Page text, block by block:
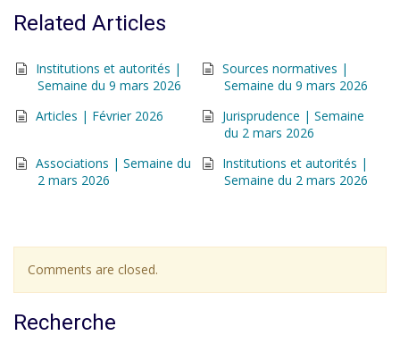
Related Articles
Institutions et autorités |
Semaine du 9 mars 2026
Sources normatives |
Semaine du 9 mars 2026
Articles | Février 2026
Jurisprudence | Semaine
du 2 mars 2026
Associations | Semaine du
2 mars 2026
Institutions et autorités |
Semaine du 2 mars 2026
Comments are closed.
Recherche